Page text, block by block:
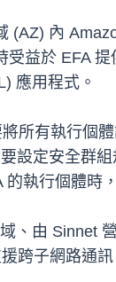
(AZ) 內
益於 EFA
應用程式。
所有執行個
設定安全群
執行個體時
、由 Sinnet
跨子網路通